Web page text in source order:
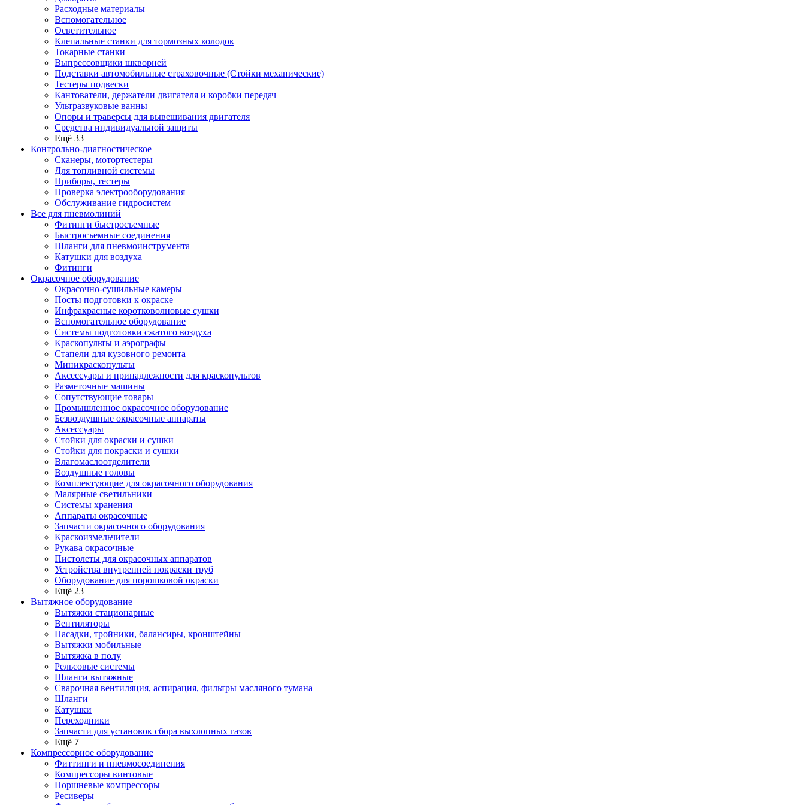
Расходные материалы
Вспомогательное
Осветительное
Клепальные станки для тормозных колодок
Токарные станки
Выпрессовщики шкворней
Подставки автомобильные страховочные (Стойки механические)
Тестеры подвески
Кантователи, держатели двигателя и коробки передач
Ультразвуковые ванны
Опоры и траверсы для вывешивания двигателя
Средства индивидуальной защиты
Ещё 33
Контрольно-диагностическое
Сканеры, мотортестеры
Для топливной системы
Приборы, тестеры
Проверка электрооборудования
Обслуживание гидросистем
Все для пневмолиний
Фитинги быстросъемные
Быстросъемные соединения
Шланги для пневмоинструмента
Катушки для воздуха
Фитинги
Окрасочное оборудование
Окрасочно-сушильные камеры
Посты подготовки к окраске
Инфракрасные коротковолновые сушки
Вспомогательное оборудование
Системы подготовки сжатого воздуха
Краскопульты и аэрографы
Стапели для кузовного ремонта
Миникраскопульты
Аксессуары и принадлежности для краскопультов
Разметочные машины
Сопутствующие товары
Промышленное окрасочное оборудование
Безвоздушные окрасочные аппараты
Аксессуары
Стойки для окраски и сушки
Стойки для покраски и сушки
Влагомаслоотделители
Воздушные головы
Комплектующие для окрасочного оборудования
Малярные светильники
Системы хранения
Аппараты окрасочные
Запчасти окрасочного оборудования
Краскоизмельчители
Рукава окрасочные
Пистолеты для окрасочных аппаратов
Устройства внутренней покраски труб
Оборудование для порошковой окраски
Ещё 23
Вытяжное оборудование
Вытяжки стационарные
Вентиляторы
Насадки, тройники, балансиры, кронштейны
Вытяжки мобильные
Вытяжка в полу
Рельсовые системы
Шланги вытяжные
Сварочная вентиляция, аспирация, фильтры масляного тумана
Шланги
Катушки
Переходники
Запчасти для установок сбора выхлопных газов
Ещё 7
Компрессорное оборудование
Фиттинги и пневмосоединения
Компрессоры винтовые
Поршневые компрессоры
Ресиверы